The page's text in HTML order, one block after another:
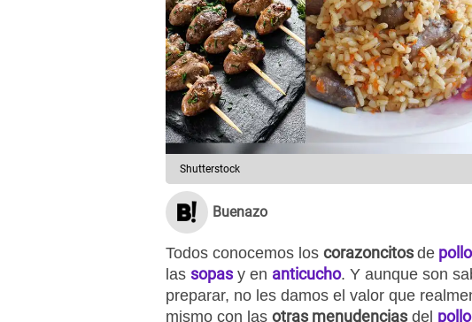
Shutterstock
Buenazo
Todos conocemos los corazoncitos de pollo
las sopas y en anticucho. Y aunque son
preparar, no les damos el valor que
mismo con las otras menudencias del pollo